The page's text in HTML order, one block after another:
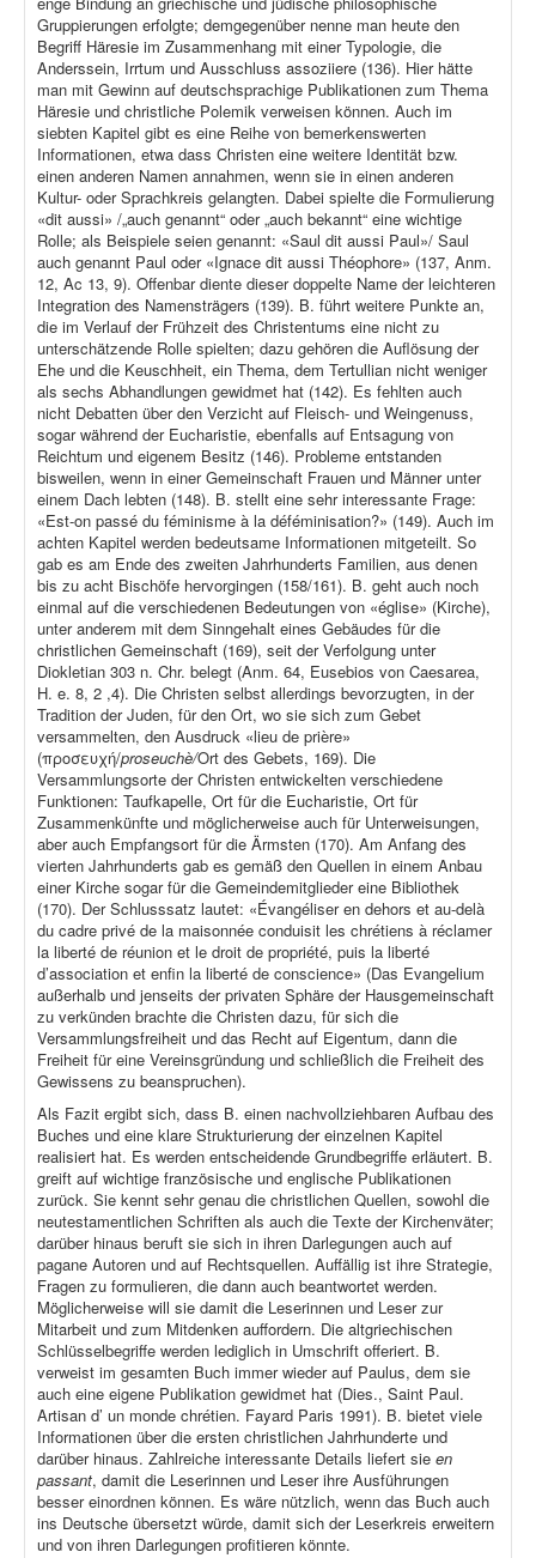
Gruppierungen erfolgte; demgegenüber nenne man heute den
Begriff Häresie im Zusammenhang mit einer Typologie, die
Anderssein, Irrtum und Ausschluss assoziiere (136). Hier hätte
man mit Gewinn auf deutschsprachige Publikationen zum Thema
Häresie und christliche Polemik verweisen können. Auch im
siebten Kapitel gibt es eine Reihe von bemerkenswerten
Informationen, etwa dass Christen eine weitere Identität bzw.
einen anderen Namen annahmen, wenn sie in einen anderen
Kultur- oder Sprachkreis gelangten. Dabei spielte die Formulierung
«dit aussi» /„auch genannt“ oder „auch bekannt“ eine wichtige
Rolle; als Beispiele seien genannt: «Saul dit aussi Paul»/ Saul
auch genannt Paul oder «Ignace dit aussi Théophore» (137, Anm.
12, Ac 13, 9). Offenbar diente dieser doppelte Name der leichteren
Integration des Namensträgers (139). B. führt weitere Punkte an,
die im Verlauf der Frühzeit des Christentums eine nicht zu
unterschätzende Rolle spielten; dazu gehören die Auflösung der
Ehe und die Keuschheit, ein Thema, dem Tertullian nicht weniger
als sechs Abhandlungen gewidmet hat (142). Es fehlten auch
nicht Debatten über den Verzicht auf Fleisch- und Weingenuss,
sogar während der Eucharistie, ebenfalls auf Entsagung von
Reichtum und eigenem Besitz (146). Probleme entstanden
bisweilen, wenn in einer Gemeinschaft Frauen und Männer unter
einem Dach lebten (148). B. stellt eine sehr interessante Frage:
«Est-on passé du féminisme à la déféminisation?» (149). Auch im
achten Kapitel werden bedeutsame Informationen mitgeteilt. So
gab es am Ende des zweiten Jahrhunderts Familien, aus denen
bis zu acht Bischöfe hervorgingen (158/161). B. geht auch noch
einmal auf die verschiedenen Bedeutungen von «église» (Kirche),
unter anderem mit dem Sinngehalt eines Gebäudes für die
christlichen Gemeinschaft (169), seit der Verfolgung unter
Diokletian 303 n. Chr. belegt (Anm. 64, Eusebios von Caesarea,
H. e. 8, 2 ,4). Die Christen selbst allerdings bevorzugten, in der
Tradition der Juden, für den Ort, wo sie sich zum Gebet
versammelten, den Ausdruck «lieu de prière»
(προσευχή/proseuchè/Ort des Gebets, 169). Die
Versammlungsorte der Christen entwickelten verschiedene
Funktionen: Taufkapelle, Ort für die Eucharistie, Ort für
Zusammenkünfte und möglicherweise auch für Unterweisungen,
aber auch Empfangsort für die Ärmsten (170). Am Anfang des
vierten Jahrhunderts gab es gemäß den Quellen in einem Anbau
einer Kirche sogar für die Gemeindemitglieder eine Bibliothek
(170). Der Schlusssatz lautet: «Évangéliser en dehors et au-delà
du cadre privé de la maisonnée conduisit les chrétiens à réclamer
la liberté de réunion et le droit de propriété, puis la liberté
d’association et enfin la liberté de conscience» (Das Evangelium
außerhalb und jenseits der privaten Sphäre der Hausgemeinschaft
zu verkünden brachte die Christen dazu, für sich die
Versammlungsfreiheit und das Recht auf Eigentum, dann die
Freiheit für eine Vereinsgründung und schließlich die Freiheit des
Gewissens zu beanspruchen).
Als Fazit ergibt sich, dass B. einen nachvollziehbaren Aufbau des
Buches und eine klare Strukturierung der einzelnen Kapitel
realisiert hat. Es werden entscheidende Grundbegriffe erläutert. B.
greift auf wichtige französische und englische Publikationen
zurück. Sie kennt sehr genau die christlichen Quellen, sowohl die
neutestamentlichen Schriften als auch die Texte der Kirchenväter;
darüber hinaus beruft sie sich in ihren Darlegungen auch auf
pagane Autoren und auf Rechtsquellen. Auffällig ist ihre Strategie,
Fragen zu formulieren, die dann auch beantwortet werden.
Möglicherweise will sie damit die Leserinnen und Leser zur
Mitarbeit und zum Mitdenken auffordern. Die altgriechischen
Schlüsselbegriffe werden lediglich in Umschrift offeriert. B.
verweist im gesamten Buch immer wieder auf Paulus, dem sie
auch eine eigene Publikation gewidmet hat (Dies., Saint Paul.
Artisan d’ un monde chrétien. Fayard Paris 1991). B. bietet viele
Informationen über die ersten christlichen Jahrhunderte und
darüber hinaus. Zahlreiche interessante Details liefert sie en
passant, damit die Leserinnen und Leser ihre Ausführungen
besser einordnen können. Es wäre nützlich, wenn das Buch auch
ins Deutsche übersetzt würde, damit sich der Leserkreis erweitern
und von ihren Darlegungen profitieren könnte.